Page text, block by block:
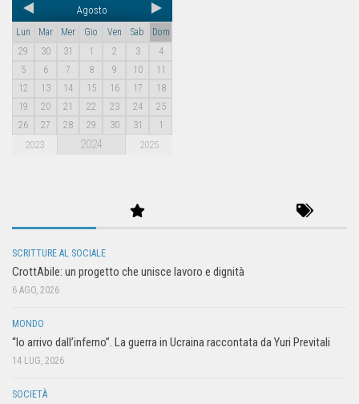
Agosto
Lun Mar Mer Gio Ven Sab
Dom
29
30 31 1 2 3
4
5
6 7 8 9 10
11
12
13 14 15 16 17
18
19
20 21 22 23 24
25
26
27 28 29 30 31 1
2023 2024 2025
SCRITTURE AL SOCIALE
CrottAbile: un progetto che unisce lavoro e dignità
6 AGO, 2026
MONDO
“Io arrivo dall’inferno”. La guerra in Ucraina raccontata da Yuri Previtali
14 LUG, 2026
SOCIETÀ